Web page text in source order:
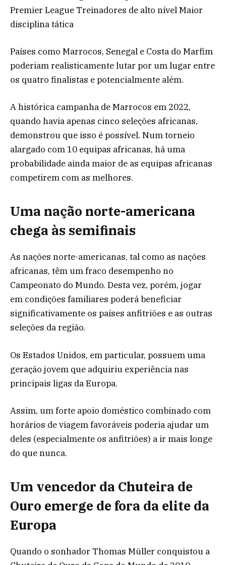
Premier League Treinadores de alto nível Maior
disciplina tática
Países como Marrocos, Senegal e Costa do Marfim
poderiam realisticamente lutar por um lugar entre
os quatro finalistas e potencialmente além.
A histórica campanha de Marrocos em 2022,
quando havia apenas cinco seleções africanas,
demonstrou que isso é possível. Num torneio
alargado com 10 equipas africanas, há uma
probabilidade ainda maior de as equipas africanas
competirem com as melhores.
Uma nação norte-americana
chega às semifinais
As nações norte-americanas, tal como as nações
africanas, têm um fraco desempenho no
Campeonato do Mundo. Desta vez, porém, jogar
em condições familiares poderá beneficiar
significativamente os países anfitriões e as outras
seleções da região.
Os Estados Unidos, em particular, possuem uma
geração jovem que adquiriu experiência nas
principais ligas da Europa.
Assim, um forte apoio doméstico combinado com
horários de viagem favoráveis ​​poderia ajudar um
deles (especialmente os anfitriões) a ir mais longe
do que nunca.
Um vencedor da Chuteira de
Ouro emerge de fora da elite da
Europa
Quando o sonhador Thomas Müller conquistou a